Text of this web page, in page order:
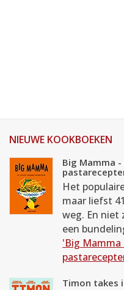
NIEUWE KOOKBOEKEN
Big Mamma
Het
maar liefst
weg. En niet
een
'Big Mamma
Timon takes